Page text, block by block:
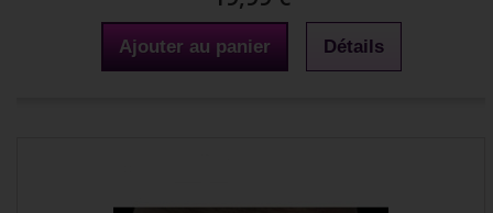
Ajouter au panier Détails